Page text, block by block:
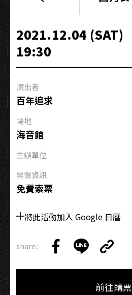
系：
產
業
工
解
一
電
腦
成
首
曲！
2021.12.04 (SAT)
19:30
演出者
百年追求
場地
海音館
主辦單位
票價資訊
免費索票
將此活動加入 Google 日曆
share:
on
on
Link
Copy
前往購票